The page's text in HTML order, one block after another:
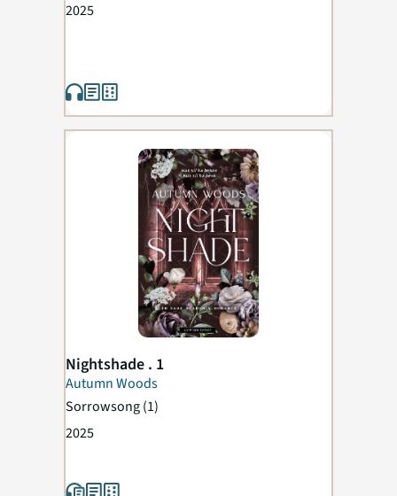
2025
Nightshade . 1
Autumn Woods
Sorrowsong(1)
2025